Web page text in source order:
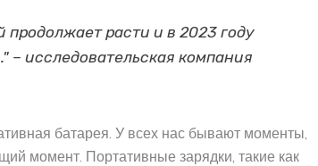
продолжает расти и в 2023 году
исследовательская компания
батарея. У всех нас бывают моменты,
момент. Портативные зарядки, такие как